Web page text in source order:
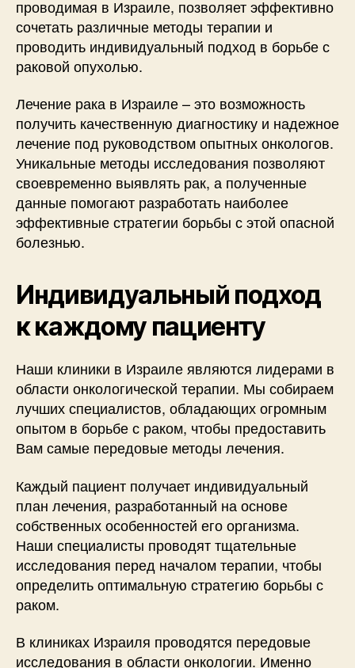
проводимая в Израиле, позволяет эффективно
сочетать различные методы терапии и
проводить индивидуальный подход в борьбе с
раковой опухолью.
Лечение рака в Израиле – это возможность
получить качественную диагностику и надежное
лечение под руководством опытных онкологов.
Уникальные методы исследования позволяют
своевременно выявлять рак, а полученные
данные помогают разработать наиболее
эффективные стратегии борьбы с этой опасной
болезнью.
Индивидуальный подход
к каждому пациенту
Наши клиники в Израиле являются лидерами в
области онкологической терапии. Мы собираем
лучших специалистов, обладающих огромным
опытом в борьбе с раком, чтобы предоставить
Вам самые передовые методы лечения.
Каждый пациент получает индивидуальный
план лечения, разработанный на основе
собственных особенностей его организма.
Наши специалисты проводят тщательные
исследования перед началом терапии, чтобы
определить оптимальную стратегию борьбы с
раком.
В клиниках Израиля проводятся передовые
исследования в области онкологии. Именно